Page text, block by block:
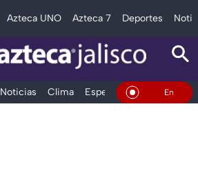
Azteca UNO Azteca 7 Deportes
Noticias Clima Espectáculos Deportes
En Vivo